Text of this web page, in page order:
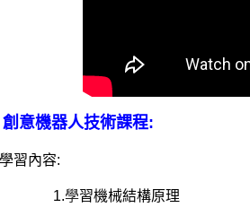
意機器人技術課程:
學習內容:
1.學習機械結構原理